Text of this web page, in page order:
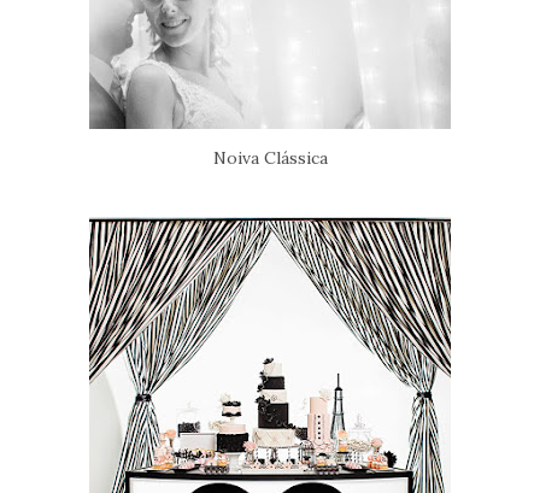
Noiva Clássica